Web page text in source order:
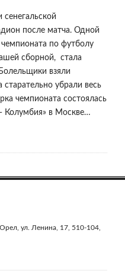
после матча. Одной
по футболу
сборной, стала
взяли
убрали весь
чемпионата состоялась
Колумбия» в Москве…
ул. Ленина, 17, 510-104,